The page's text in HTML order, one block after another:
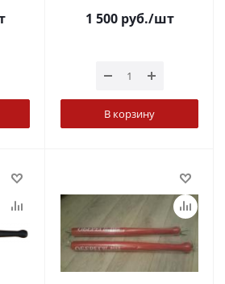
1 500руб./шт
В корзину